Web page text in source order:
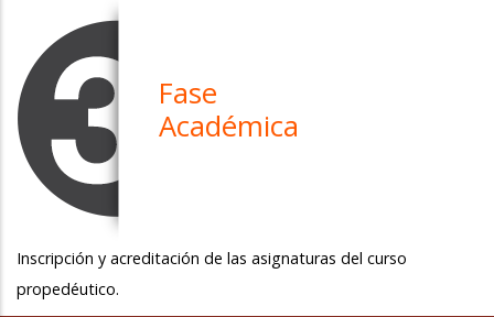
Fase
Académica
Inscripción y acreditación de las asignaturas del curso
propedéutico.